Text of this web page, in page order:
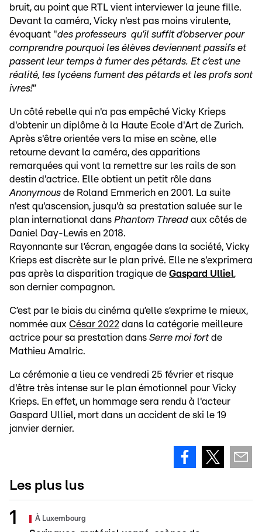
bruit, au point que RTL vient interviewer la jeune fille.
Devant la caméra, Vicky n'est pas moins virulente,
évoquant "des professeurs qu’il suffit d’observer pour
comprendre pourquoi les élèves deviennent passifs et
passent leur temps à fumer des pétards. Et c’est une
réalité, les lycéens fument des pétards et les profs sont
ivres!”
Un côté rebelle qui n'a pas empêché Vicky Krieps
d'obtenir un diplôme à la Haute Ecole d'Art de Zurich.
Après s'être orientée vers la mise en scène, elle
retourne devant la caméra, des apparitions
remarquées qui vont la remettre sur les rails de son
destin d'actrice. Elle obtient un petit rôle dans
Anonymous de Roland Emmerich en 2001. La suite
n'est qu'ascension, jusqu'à sa prestation saluée sur le
plan international dans Phantom Thread aux côtés de
Daniel Day-Lewis en 2018.
Rayonnante sur l’écran, engagée dans la société, Vicky
Krieps est discrète sur le plan privé. Elle ne s'exprimera
pas après la disparition tragique de Gaspard Ulliel,
son dernier compagnon.
C’est par le biais du cinéma qu’elle s’exprime le mieux,
nommée aux César 2022 dans la catégorie meilleure
actrice pour sa prestation dans Serre moi fortde
Mathieu Amalric.
La cérémonie a lieu ce vendredi 25 février et risque
d'être très intense sur le plan émotionnel pour Vicky
Krieps. En effet, un hommage sera rendu à l'acteur
Gaspard Ulliel, mort dans un accident de ski le 19
janvier dernier.
Les plus lus
À Luxembourg